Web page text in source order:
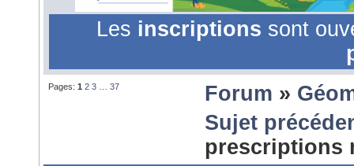
Les inscriptions sont
Pages: 1 2 3 37 Forum »
Sujet